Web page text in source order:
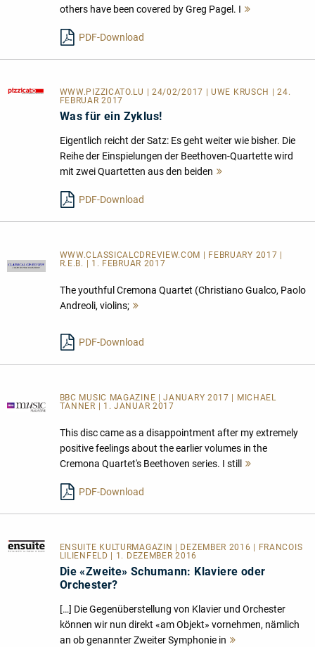
others have been covered by Greg Pagel. I
PDF-Download
WWW.PIZZICATO.LU
| 24/02/2017 | UWE KRUSCH | 24.
FEBRUAR 2017
Was für ein Zyklus!
Eigentlich reicht der Satz: Es geht weiter wie bisher. Die
Reihe der Einspielungen der Beethoven-Quartette wird
mit zwei Quartetten aus den beiden
PDF-Download
WWW.CLASSICALCDREVIEW.COM | FEBRUARY 2017 |
R.E.B. | 1. FEBRUAR 2017
The youthful Cremona Quartet (Christiano Gualco, Paolo
Andreoli, violins;
PDF-Download
BBC MUSIC MAGAZINE | JANUARY 2017 | MICHAEL
TANNER | 1. JANUAR 2017
This disc came as a disappointment after my extremely
positive feelings about the earlier volumes in the
Cremona Quartet's Beethoven series. I still
PDF-Download
ENSUITE KULTURMAGAZIN
| DEZEMBER 2016 | FRANCOIS
LILIENFELD | 1. DEZEMBER 2016
Die «Zweite» Schumann: Klaviere oder
Orchester?
[…] Die Gegenüberstellung von Klavier und Orchester
können wir nun direkt «am Objekt» vornehmen, nämlich
an ob genannter Zweiter Symphonie in